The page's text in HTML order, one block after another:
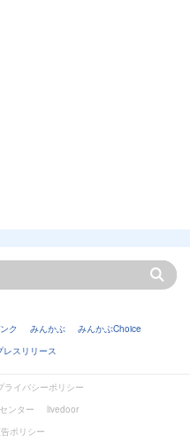
ク みんかぶ
みんかぶChoice
レスリリース
ライバシーポリシー
ンター
livedoor
ポリシー